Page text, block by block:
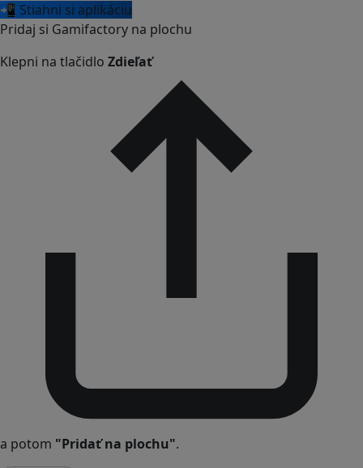
📲 Stiahni si aplikáciu
Pridaj si Gamifactory na plochu
Klepni na tlačidlo Zdieľať
a potom "Pridať na plochu".